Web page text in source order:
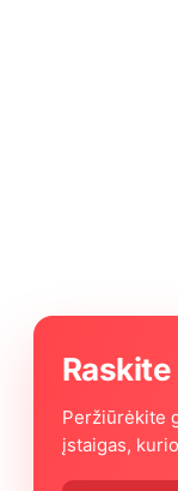
Peržiūrėkite
įstaigas,